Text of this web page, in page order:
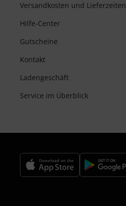
Versandkosten und Lieferzeiten
Hilfe-Center
Gutscheine
Kontakt
Ladengeschäft
Service im Überblick